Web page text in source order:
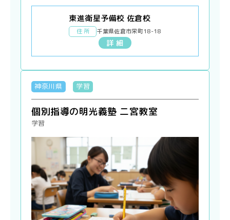
東進衛星予備校 佐倉校
住 所 千葉県佐倉市栄町18-18
詳 細
神奈川県 学習
個別指導の明光義塾 二宮教室
学習